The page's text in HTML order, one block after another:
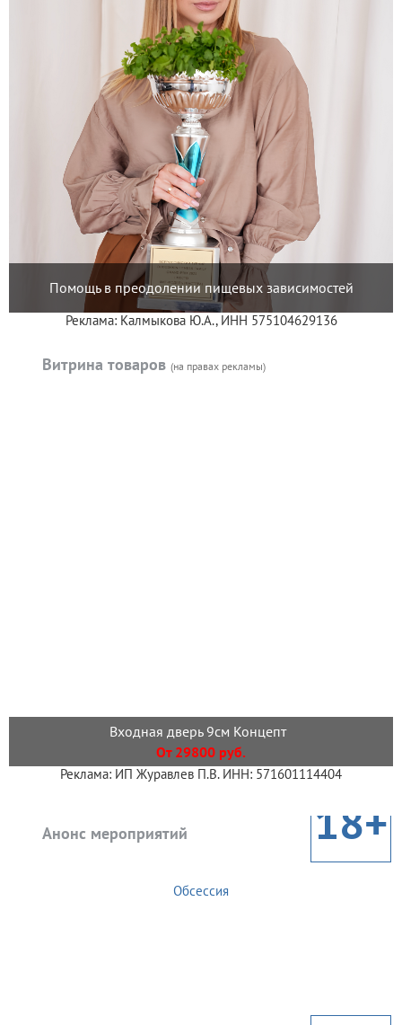
Помощь в преодолении пищевых зависимостей
Реклама: Калмыкова Ю.А., ИНН 575104629136
Витрина товаров (на правах рекламы)
Входная дверь 9см Концепт
От 29800 руб.
Реклама: ИП Журавлев П.В. ИНН: 571601114404
Анонс мероприятий 18+
Обсессия